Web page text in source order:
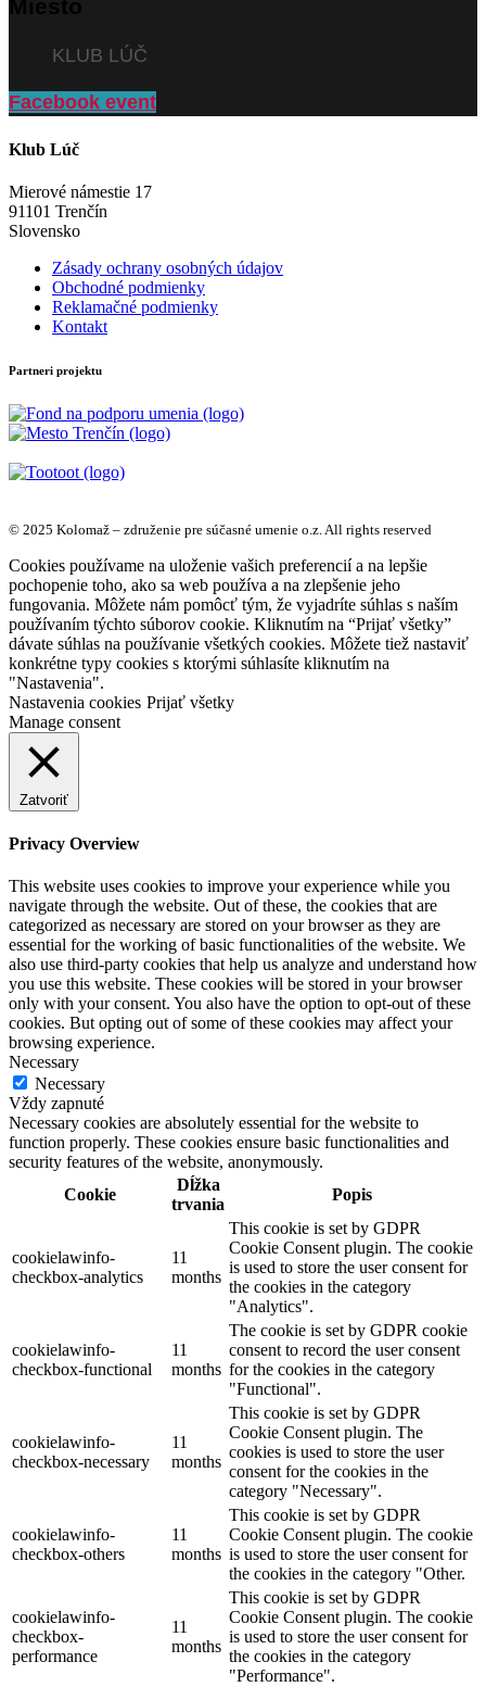
Miesto
KLUB LÚČ
Facebook event
Klub Lúč
Mierové námestie 17
91101 Trenčín
Slovensko
Zásady ochrany osobných údajov
Obchodné podmienky
Reklamačné podmienky
Kontakt
Partneri projektu
© 2025 Kolomaž – združenie pre súčasné umenie o.z. All rights reserved
Cookies používame na uloženie vašich preferencií a na lepšie
pochopenie toho, ako sa web používa a na zlepšenie jeho
fungovania. Môžete nám pomôcť tým, že vyjadríte súhlas s naším
používaním týchto súborov cookie. Kliknutím na “Prijať všetky”
dávate súhlas na používanie všetkých cookies. Môžete tiež nastaviť
konkrétne typy cookies s ktorými súhlasíte kliknutím na
"Nastavenia".
Nastavenia cookies Prijať všetky
Manage consent
Zatvoriť
Privacy Overview
This website uses cookies to improve your experience while you
navigate through the website. Out of these, the cookies that are
categorized as necessary are stored on your browser as they are
essential for the working of basic functionalities of the website. We
also use third-party cookies that help us analyze and understand how
you use this website. These cookies will be stored in your browser
only with your consent. You also have the option to opt-out of these
cookies. But opting out of some of these cookies may affect your
browsing experience.
Necessary
Necessary
Vždy zapnuté
Necessary cookies are absolutely essential for the website to
function properly. These cookies ensure basic functionalities and
security features of the website, anonymously.
Cookie
Dĺžka
trvania
Popis
cookielawinfo-
checkbox-analytics
11
months
This cookie is set by GDPR
Cookie Consent plugin. The cookie
is used to store the user consent for
the cookies in the category
"Analytics".
cookielawinfo-
checkbox-functional
11
months
The cookie is set by GDPR cookie
consent to record the user consent
for the cookies in the category
"Functional".
cookielawinfo-
checkbox-necessary
11
months
This cookie is set by GDPR
Cookie Consent plugin. The
cookies is used to store the user
consent for the cookies in the
category "Necessary".
cookielawinfo-
checkbox-others
11
months
This cookie is set by GDPR
Cookie Consent plugin. The cookie
is used to store the user consent for
the cookies in the category "Other.
cookielawinfo-
checkbox-
performance
11
months
This cookie is set by GDPR
Cookie Consent plugin. The cookie
is used to store the user consent for
the cookies in the category
"Performance".